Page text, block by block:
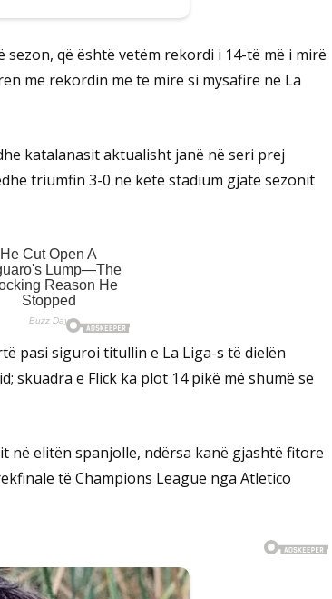
që është vetëm rekordi i 14-të më i mirë
me rekordin më të mirë si mysafire në La
katalanasit aktualisht janë në seri prej
triumfin 3-0 në këtë stadium gjatë sezonit
pasi siguroi titullin e La Liga-s të dielën
skuadra e Flick ka plot 14 pikë më shumë se
në elitën spanjolle, ndërsa kanë gjashtë fitore
të Champions League nga Atletico